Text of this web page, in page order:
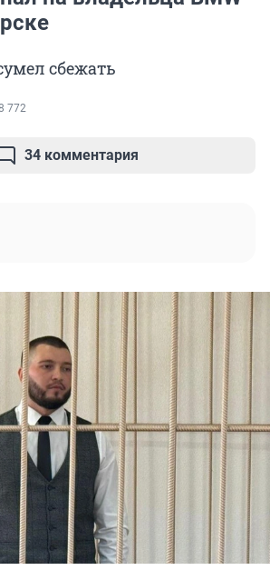
сбежать
772
34 комментария